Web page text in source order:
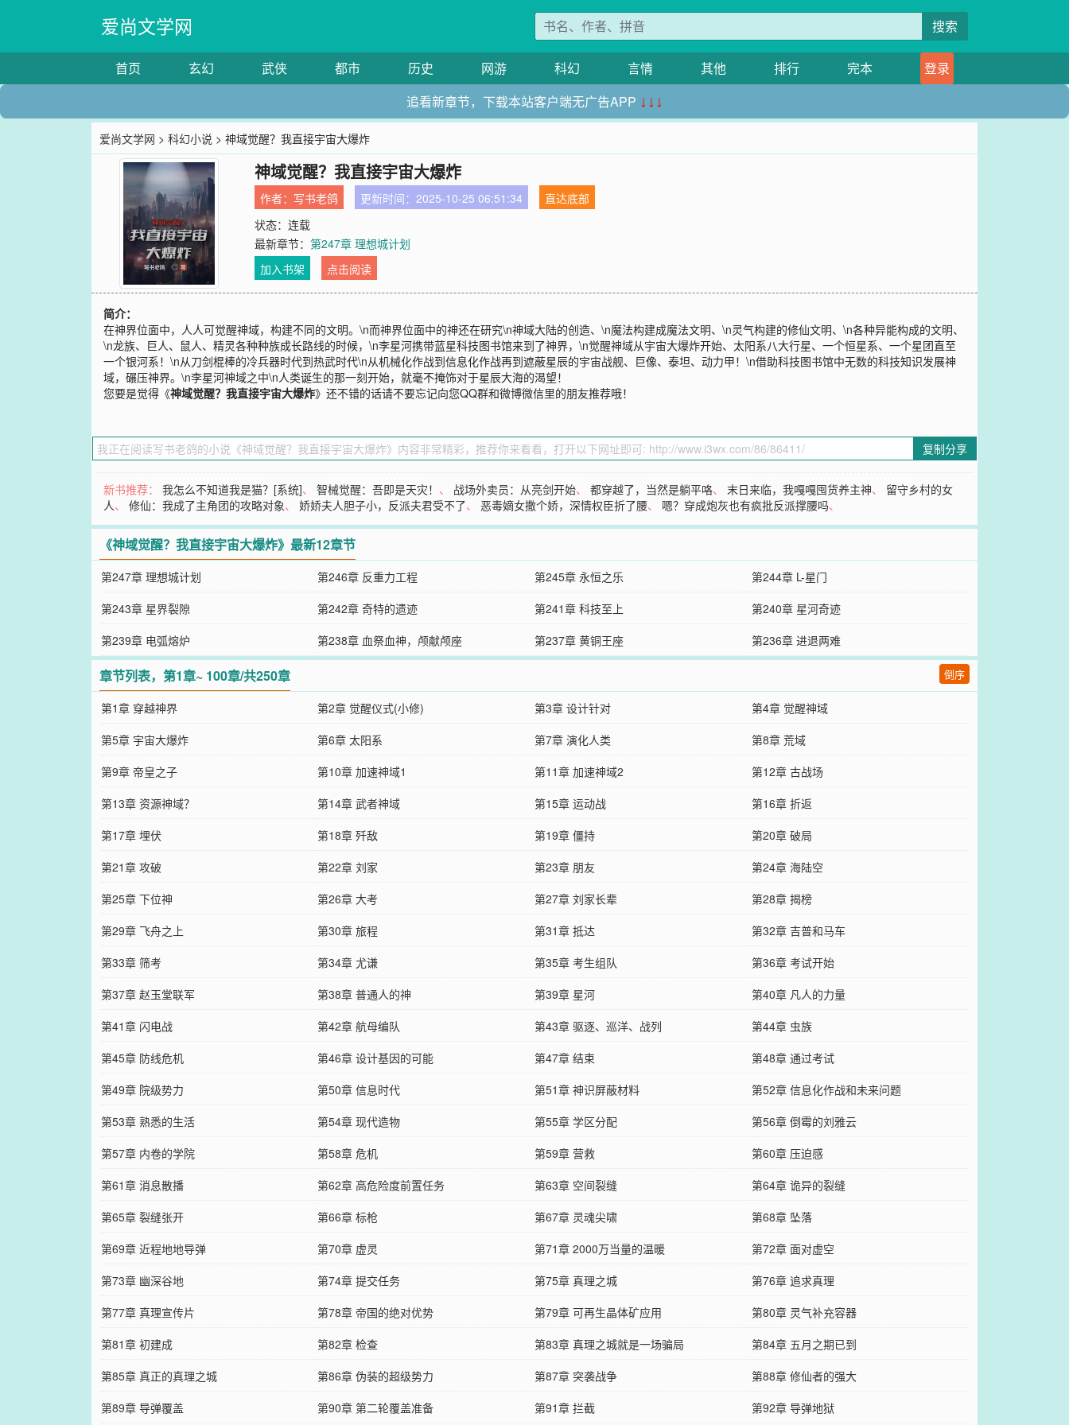
爱尚文学网 搜索
首页 玄幻 武侠 都市 历史 网游 科幻 言情 其他 排行 完本
登录
追看新章节，下载本站客户端无广告APP ↓↓↓
爱尚文学网 >科幻小说 > 神域觉醒？我直接宇宙大爆炸
神域觉醒？我直接宇宙大爆炸
作者： 写书老鸽 更新时间：2025-10-25 06:51:34
直达底部
状态：连载
最新章节：第247章 理想城计划
加入书架
点击阅读
简介：
在神界位面中，人人可觉醒神域，构建不同的文明。\n而神界位面中的神还在研究\n神域大陆的创造、\n魔法构建成魔法文明、\n灵气构建的修仙文明、\n各种异能构成的文明、
\n龙族、巨人、鼠人、精灵各种种族成长路线的时候，\n李星河携带蓝星科技图书馆来到了神界，\n觉醒神域从宇宙大爆炸开始、太阳系八大行星、一个恒星系、一个星团直至
一个银河系！\n从刀剑棍棒的冷兵器时代到热武时代\n从机械化作战到信息化作战再到遮蔽星辰的宇宙战舰、巨像、泰坦、动力甲！\n借助科技图书馆中无数的科技知识发展神
域，碾压神界。\n李星河神域之中\n人类诞生的那一刻开始，就毫不掩饰对于星辰大海的渴望！
您要是觉得《神域觉醒？我直接宇宙大爆炸》还不错的话请不要忘记向您QQ群和微博微信里的朋友推荐哦！
复制分享
新书推荐：我怎么不知道我是猫？[系统]、智械觉醒：吾即是天灾！ 、 战场外卖员：从亮剑开始、都穿越了，当然是躺平咯、末日来临，我嘎嘎囤货养主神、 留守乡村的女
人、修仙：我成了主角团的攻略对象、娇娇夫人胆子小，反派夫君受不了、恶毒嫡女撒个娇，深情权臣折了腰、 嗯？穿成炮灰也有疯批反派撑腰吗、
《神域觉醒？我直接宇宙大爆炸》最新12章节
第247章 理想城计划 第246章 反重力工程 第245章 永恒之乐
第244章 L-星门
第243章 星界裂隙
第242章 奇特的遗迹 第241章 科技至上
第240章 星河奇迹
第239章 电弧熔炉
第238章 血祭血神，颅献颅座 第237章 黄铜王座 第236章 进退两难
章节列表，第1章~ 100章/共250章 倒序
第1章 穿越神界 第2章 觉醒仪式(小修) 第3章 设计针对
第4章 觉醒神域
第5章 宇宙大爆炸
第6章 太阳系 第7章 演化人类
第8章 荒域
第9章 帝皇之子
第10章 加速神域1 第11章 加速神域2
第12章 古战场
第13章 资源神域？
第14章 武者神域 第15章 运动战
第16章 折返
第17章 埋伏
第18章 歼敌 第19章 僵持
第20章 破局
第21章 攻破
第22章 刘家 第23章 朋友
第24章 海陆空
第25章 下位神
第26章 大考 第27章 刘家长辈
第28章 揭榜
第29章 飞舟之上
第30章 旅程 第31章 抵达
第32章 吉普和马车
第33章 筛考
第34章 尤谦 第35章 考生组队
第36章 考试开始
第37章 赵玉堂联军
第38章 普通人的神 第39章 星河
第40章 凡人的力量
第41章 闪电战
第42章 航母编队 第43章 驱逐、巡洋、战列
第44章 虫族
第45章 防线危机
第46章 设计基因的可能 第47章 结束
第48章 通过考试
第49章 院级势力
第50章 信息时代 第51章 神识屏蔽材料
第52章 信息化作战和未来问题
第53章 熟悉的生活
第54章 现代造物 第55章 学区分配
第56章 倒霉的刘雅云
第57章 内卷的学院
第58章 危机 第59章 营救
第60章 压迫感
第61章 消息散播
第62章 高危险度前置任务 第63章 空间裂缝
第64章 诡异的裂缝
第65章 裂缝张开
第66章 标枪 第67章 灵魂尖啸
第68章 坠落
第69章 近程地地导弹
第70章 虚灵 第71章 2000万当量的温暖
第72章 面对虚空
第73章 幽深谷地
第74章 提交任务 第75章 真理之城
第76章 追求真理
第77章 真理宣传片
第78章 帝国的绝对优势 第79章 可再生晶体矿应用
第80章 灵气补充容器
第81章 初建成
第82章 检查 第83章 真理之城就是一场骗局
第84章 五月之期已到
第85章 真正的真理之城
第86章 伪装的超级势力 第87章 突袭战争
第88章 修仙者的强大
第89章 导弹覆盖
第90章 第二轮覆盖准备 第91章 拦截 第92章 导弹地狱